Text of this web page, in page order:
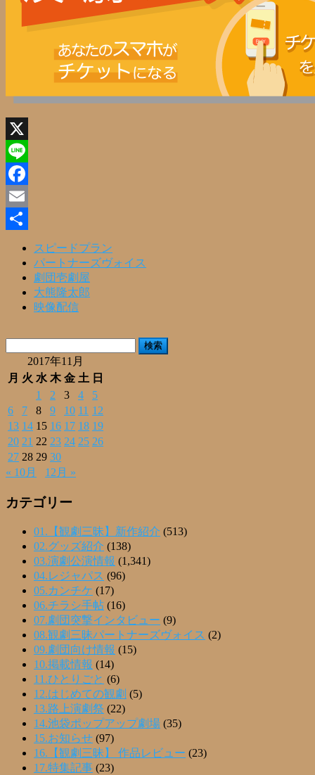
X
Line
Facebook
Email
スピードプラン
パートナーズヴォイス
劇団壱劇屋
大熊隆太郎
映像配信
2017年11月
月 火 水 木 金 土 日
1
2 3 4
5
6
7 8 9 10 11 12
13 14 15 16 17 18 19
20 21 22 23 24 25 26
27 28 29 30
« 10月
12月 »
カテゴリー
01.【観劇三昧】新作紹介 (513)
02.グッズ紹介 (138)
03.演劇公演情報 (1,341)
04.レジャパス (96)
05.カンチケ (17)
06.チラシ手帖 (16)
07.劇団突撃インタビュー (9)
08.観劇三昧パートナーズヴォイス (2)
09.劇団向け情報 (15)
10.掲載情報 (14)
11.ひとりごと (6)
12.はじめての観劇 (5)
13.路上演劇祭 (22)
14.池袋ポップアップ劇場 (35)
15.お知らせ (97)
16.【観劇三昧】 作品レビュー (23)
17.特集記事 (23)